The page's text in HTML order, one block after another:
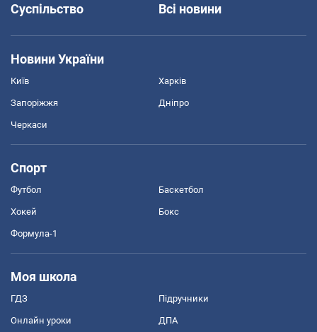
Суспільство
Всі новини
Новини України
Київ Харків
Запоріжжя Дніпро
Черкаси
Спорт
Футбол Баскетбол
Хокей Бокс
Формула-1
Моя школа
ГДЗ Підручники
Онлайн уроки ДПА